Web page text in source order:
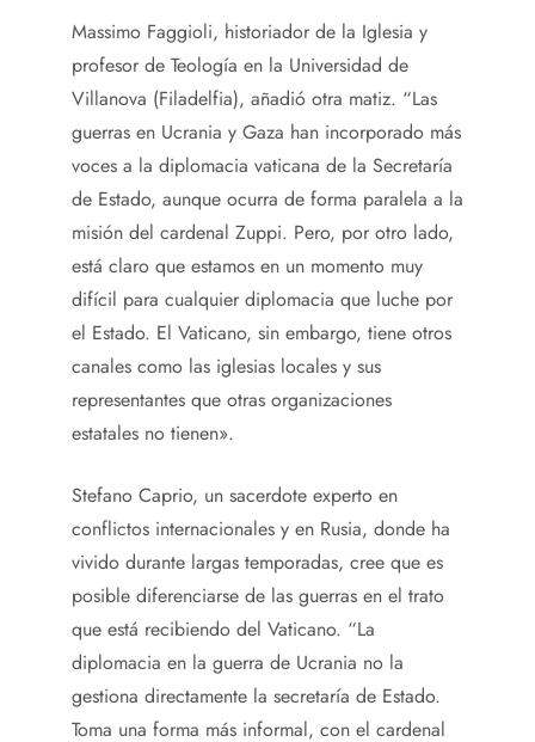
Massimo Faggioli, historiador de la Iglesia y
profesor de Teología en la Universidad de
Villanova (Filadelfia), añadió otra matiz. “Las
guerras en Ucrania y Gaza han incorporado más
voces a la diplomacia vaticana de la Secretaría
de Estado, aunque ocurra de forma paralela a la
misión del cardenal Zuppi. Pero, por otro lado,
está claro que estamos en un momento muy
difícil para cualquier diplomacia que luche por
el Estado. El Vaticano, sin embargo, tiene otros
canales como las iglesias locales y sus
representantes que otras organizaciones
estatales no tienen».
Stefano Caprio, un sacerdote experto en
conflictos internacionales y en Rusia, donde ha
vivido durante largas temporadas, cree que es
posible diferenciarse de las guerras en el trato
que está recibiendo del Vaticano. “La
diplomacia en la guerra de Ucrania no la
gestiona directamente la secretaría de Estado.
Toma una forma más informal, con el cardenal